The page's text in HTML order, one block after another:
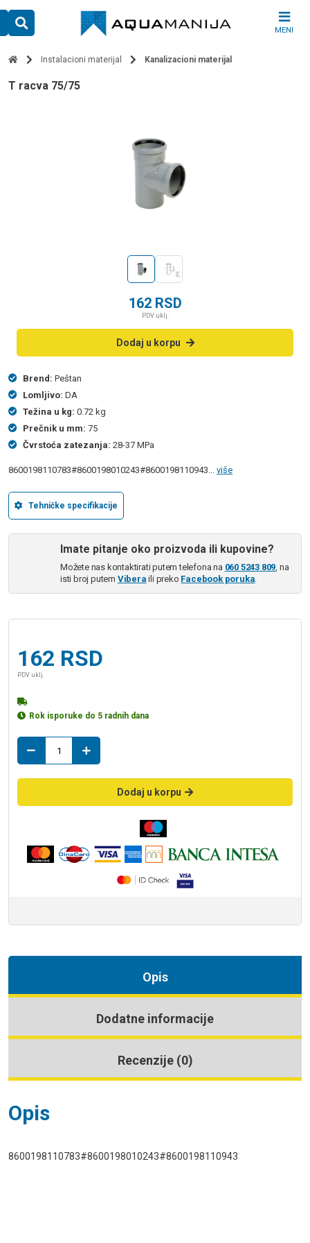
content
MENI
Instalacioni materijal Kanalizacioni materijal
t racva 75/75
162 RSD
PDV uklj.
Dodaj u korpu
Brend: Peštan
Lomljivo: DA
Težina u kg: 0.72 kg
Prečnik u mm: 75
Čvrstoća zatezanja: 28-37 MPa
8600198110783#8600198010243#8600198110943... više
Tehničke specifikacije
Imate pitanje oko proizvoda ili kupovine?
Možete nas kontaktirati putem telefona na 060 5243 809, na
isti broj putem Vibera ili preko Facebook poruka.
162 RSD
PDV uklj.
Rok isporuke do 5 radnih dana
racva
75/75
Dodaj u korpu
Opis
Dodatne informacije
Recenzije (0)
Opis
8600198110783#8600198010243#8600198110943